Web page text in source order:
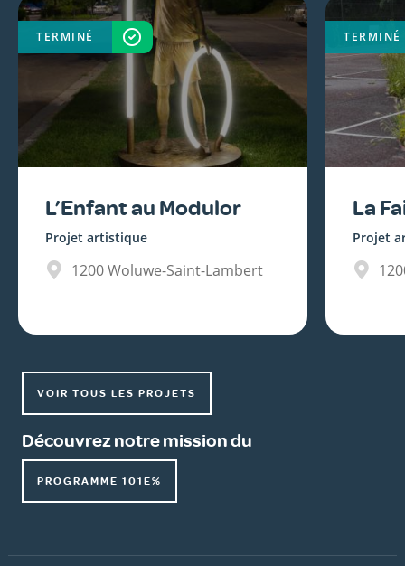
L’Enfant au Modulor
Projet artistique
1200Woluwe-Saint-Lambert
TERMINÉ
La
Projet
TERMINÉ
VOIR TOUS LES PROJETS
Découvrez notre mission du
PROGRAMME 101E%